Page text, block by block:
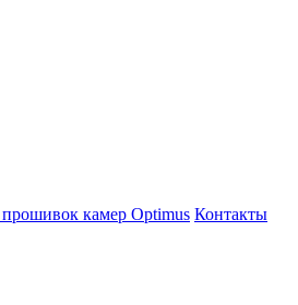
прошивок камер Optimus Контакты